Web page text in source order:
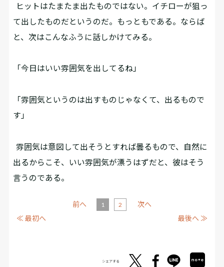
ヒットはたまたま出たものではない。イチローが狙っ
て出したものだというのだ。もっともである。ならば
と、次はこんなふうに話しかけてみる。
「今日はいい雰囲気を出してるね」
「雰囲気というのは出すものじゃなくて、出るもので
す」
雰囲気は意図して出そうとすれば曇るもので、自然に
出るからこそ、いい雰囲気が漂うはずだと、彼はそう
言うのである。
≪ 最初へ
前へ 1 2
次へ
最後へ ≫
シェアする